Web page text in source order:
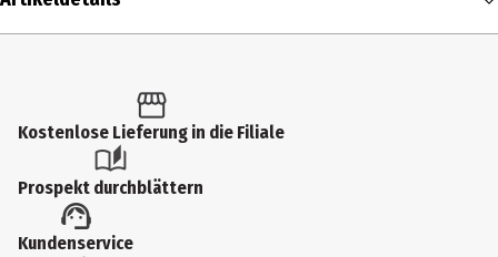
Produkttyp
Sonstige Party und Dekoartikel
Altersempfehlung ab
3 Jahre
Kostenlose Lieferung in die Filiale
Prospekt durchblättern
Kundenservice